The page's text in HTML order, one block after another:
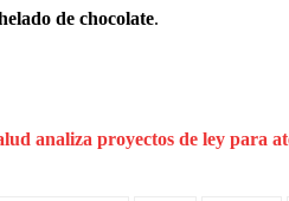
de chocolate.
analiza proyectos de ley para